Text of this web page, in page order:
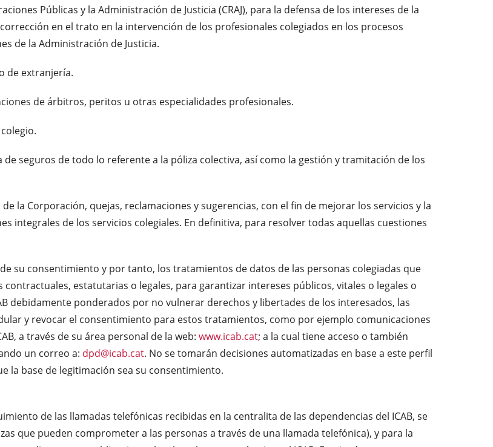
Públicas y la Administración de Justicia (CRAJ), para la defensa de los intereses de la
en el trato en la intervención de los profesionales colegiados en los procesos
de la Administración de Justicia.
de extranjería.
de árbitros, peritos u otras especialidades profesionales.
seguros de todo lo referente a la póliza colectiva, así como la gestión y tramitación de los
la Corporación, quejas, reclamaciones y sugerencias, con el fin de mejorar los servicios y la
integrales de los servicios colegiales. En definitiva, para resolver todas aquellas cuestiones
su consentimiento y por tanto, los tratamientos de datos de las personas colegiadas que
estatutarias o legales, para garantizar intereses públicos, vitales o legales o
debidamente ponderados por no vulnerar derechos y libertades de los interesados, las
y revocar el consentimiento para estos tratamientos, como por ejemplo comunicaciones
a través de su área personal de la web: www.icab.cat; a la cual tiene acceso o también
un correo a: dpd@icab.cat. No se tomarán decisiones automatizadas en base a este perfil
la base de legitimación sea su consentimiento.
de las llamadas telefónicas recibidas en la centralita de las dependencias del ICAB, se
que pueden comprometer a las personas a través de una llamada telefónica), y para la